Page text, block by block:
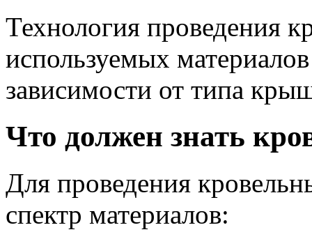
Технология проведения
используемых
зависимости от типа
Что должен знать
Для проведения
спектр материалов: